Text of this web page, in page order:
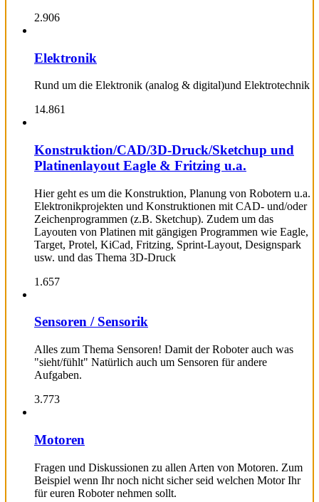
2.906
Elektronik
Rund um die Elektronik (analog & digital)und Elektrotechnik
14.861
Konstruktion/CAD/3D-Druck/Sketchup und
Platinenlayout Eagle & Fritzing u.a.
Hier geht es um die Konstruktion, Planung von Robotern u.a.
Elektronikprojekten und Konstruktionen mit CAD- und/oder
Zeichenprogrammen (z.B. Sketchup). Zudem um das
Layouten von Platinen mit gängigen Programmen wie Eagle,
Target, Protel, KiCad, Fritzing, Sprint-Layout, Designspark
usw. und das Thema 3D-Druck
1.657
Sensoren / Sensorik
Alles zum Thema Sensoren! Damit der Roboter auch was
"sieht/fühlt" Natürlich auch um Sensoren für andere
Aufgaben.
3.773
Motoren
Fragen und Diskussionen zu allen Arten von Motoren. Zum
Beispiel wenn Ihr noch nicht sicher seid welchen Motor Ihr
für euren Roboter nehmen sollt.